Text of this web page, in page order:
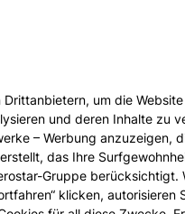
um die
und deren Inhalte zu
– Werbung anzuzeigen,
das Ihre
Gruppe berücksichtigt.
klicken, autorisieren